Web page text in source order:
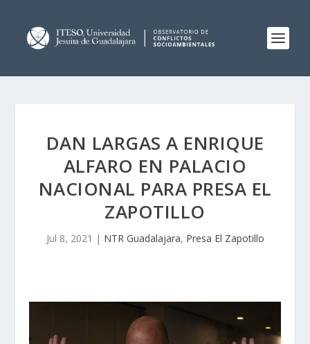
DAN LARGAS A ENRIQUE
ALFARO EN PALACIO
NACIONAL PARA PRESA EL
ZAPOTILLO
Jul 8, 2021 | NTR Guadalajara, Presa El Zapotillo